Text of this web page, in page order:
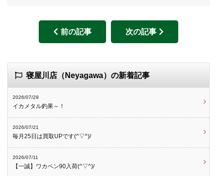
前の記事 次の記事
寝屋川店（Neyagawa）の新着記事
2026/07/29
イカメタル釣果～！
2026/07/21
毎月25日は買取UPです(^▽^)/
2026/07/11
【一誠】ワカペン90入荷(^▽^)/